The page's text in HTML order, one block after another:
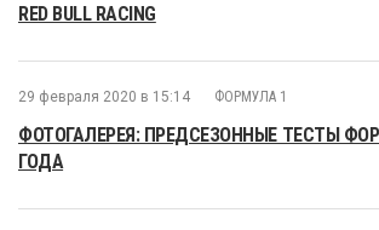
RED BULL RACING
29 февраля 2020 в 15:14 ФОРМУЛА 1
ФОТОГАЛЕРЕЯ: ПРЕДСЕЗОННЫЕ ТЕСТЫ
ГОДА